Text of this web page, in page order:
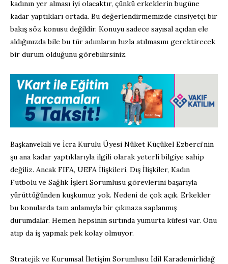
kadının yer alması iyi olacaktır, çünkü erkeklerin bugüne
kadar yaptıkları ortada. Bu değerlendirmemizde cinsiyetçi bir
bakış söz konusu değildir. Konuyu sadece sayısal açıdan ele
aldığınızda bile bu tür adımların hızla atılmasını gerektirecek
bir durum olduğunu görebilirsiniz.
Başkanvekili ve İcra Kurulu Üyesi Nüket Küçükel Ezberci’nin
şu ana kadar yaptıklarıyla ilgili olarak yeterli bilgiye sahip
değiliz. Ancak FIFA, UEFA İlişkileri, Dış İlişkiler, Kadın
Futbolu ve Sağlık İşleri Sorumlusu görevlerini başarıyla
yürüttüğünden kuşkumuz yok. Nedeni de çok açık. Erkekler
bu konularda tam anlamıyla bir çıkmaza saplanmış
durumdalar. Hemen hepsinin sırtında yumurta küfesi var. Onu
atıp da iş yapmak pek kolay olmuyor.
Stratejik ve Kurumsal İletişim Sorumlusu İdil Karademirlidağ